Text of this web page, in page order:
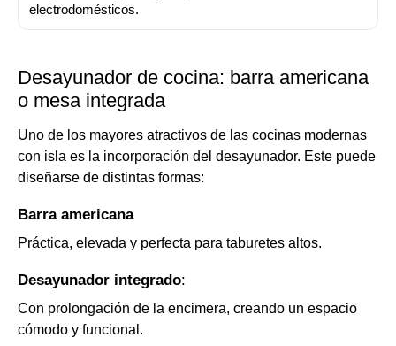
electrodomésticos.
Desayunador de cocina: barra americana
o mesa integrada
Uno de los mayores atractivos de las cocinas modernas
con isla es la incorporación del desayunador. Este puede
diseñarse de distintas formas:
Barra americana
Práctica, elevada y perfecta para taburetes altos.
Desayunador integrado:
Con prolongación de la encimera, creando un espacio
cómodo y funcional.